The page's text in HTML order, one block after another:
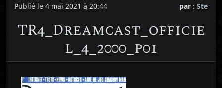
Publié le 4 mai 2021 à 20:44 par : Ste
TR4_Dreamcast_officie
l_4_2000_p01